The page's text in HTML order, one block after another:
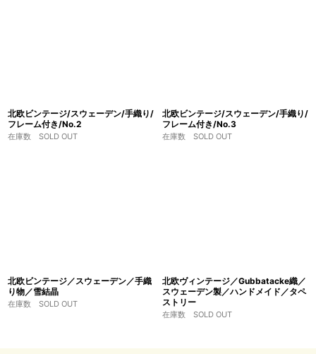
北欧ビンテージ/スウェーデン/手織り/
フレーム付き/No.2
在庫数 SOLD OUT
北欧ビンテージ/スウェーデン/手織り/
フレーム付き/No.3
在庫数 SOLD OUT
北欧ビンテージ／スウェーデン／手織
り物／雪結晶
在庫数 SOLD OUT
北欧ヴィンテージ／Gubbatacke織／
スウェーデン製／ハンドメイド／タペ
ストリー
在庫数 SOLD OUT